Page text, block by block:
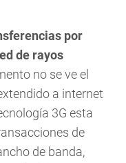
por
de rayos
no se ve el
a internet
3G esta
de
de banda,